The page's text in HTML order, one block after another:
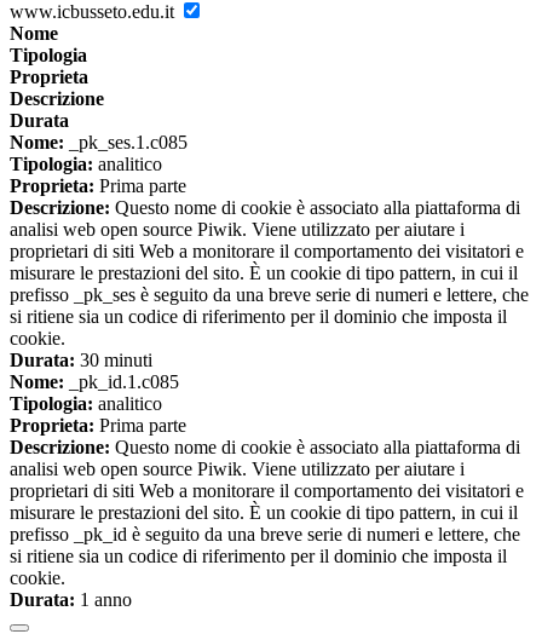
www.icbusseto.edu.it
Nome
Tipologia
Proprieta
Descrizione
Durata
Nome: _pk_ses.1.c085
Tipologia: analitico
Proprieta: Prima parte
Descrizione: Questo nome di cookie è associato alla piattaforma di
analisi web open source Piwik. Viene utilizzato per aiutare i
proprietari di siti Web a monitorare il comportamento dei visitatori e
misurare le prestazioni del sito. È un cookie di tipo pattern, in cui il
prefisso _pk_ses è seguito da una breve serie di numeri e lettere, che
si ritiene sia un codice di riferimento per il dominio che imposta il
cookie.
Durata: 30 minuti
Nome: _pk_id.1.c085
Tipologia: analitico
Proprieta: Prima parte
Descrizione: Questo nome di cookie è associato alla piattaforma di
analisi web open source Piwik. Viene utilizzato per aiutare i
proprietari di siti Web a monitorare il comportamento dei visitatori e
misurare le prestazioni del sito. È un cookie di tipo pattern, in cui il
prefisso _pk_id è seguito da una breve serie di numeri e lettere, che
si ritiene sia un codice di riferimento per il dominio che imposta il
cookie.
Durata: 1 anno